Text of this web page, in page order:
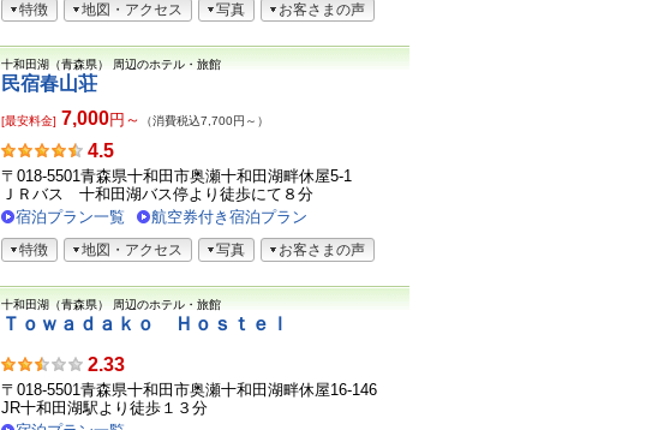
特徴 地図・アクセス 写真 お客さまの声
十和田湖（青森県） 周辺のホテル・旅館
民宿春山荘
[最安料金] 7,000円～ （消費税込7,700円～）
お
客
さ
ま
声
4.5
〒018-5501青森県十和田市奥瀬十和田湖畔休屋5-1
ＪＲバス 十和田湖バス停より徒歩にて８分
宿泊プラン一覧
航空券付き宿泊プラン
特徴 地図・アクセス 写真 お客さまの声
十和田湖（青森県） 周辺のホテル・旅館
Ｔｏｗａｄａｋｏ Ｈｏｓｔｅｌ
お
客
さ
ま
2.33
〒018-5501青森県十和田市奥瀬十和田湖畔休屋16-146
JR十和田湖駅より徒歩１３分